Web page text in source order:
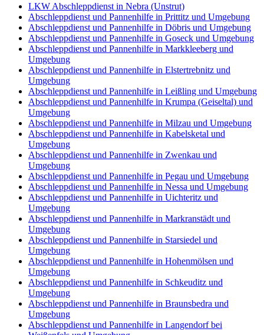
LKW Abschleppdienst in Nebra (Unstrut)
Abschleppdienst und Pannenhilfe in Prittitz und Umgebung
Abschleppdienst und Pannenhilfe in Döbris und Umgebung
Abschleppdienst und Pannenhilfe in Goseck und Umgebung
Abschleppdienst und Pannenhilfe in Markkleeberg und
Umgebung
Abschleppdienst und Pannenhilfe in Elstertrebnitz und
Umgebung
Abschleppdienst und Pannenhilfe in Leißling und Umgebung
Abschleppdienst und Pannenhilfe in Krumpa (Geiseltal) und
Umgebung
Abschleppdienst und Pannenhilfe in Milzau und Umgebung
Abschleppdienst und Pannenhilfe in Kabelsketal und
Umgebung
Abschleppdienst und Pannenhilfe in Zwenkau und
Umgebung
Abschleppdienst und Pannenhilfe in Pegau und Umgebung
Abschleppdienst und Pannenhilfe in Nessa und Umgebung
Abschleppdienst und Pannenhilfe in Uichteritz und
Umgebung
Abschleppdienst und Pannenhilfe in Markranstädt und
Umgebung
Abschleppdienst und Pannenhilfe in Starsiedel und
Umgebung
Abschleppdienst und Pannenhilfe in Hohenmölsen und
Umgebung
Abschleppdienst und Pannenhilfe in Schkeuditz und
Umgebung
Abschleppdienst und Pannenhilfe in Braunsbedra und
Umgebung
Abschleppdienst und Pannenhilfe in Langendorf bei